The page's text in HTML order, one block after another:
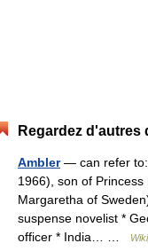
Regardez d'autres
Ambler— can refer
1966), son of
Margaretha of
suspense novelist *
officer * India… …